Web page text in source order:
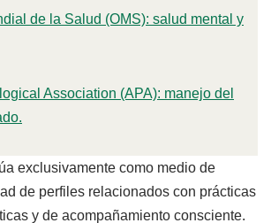
de la Salud (OMS): salud mental y
Association (APA): manejo del
exclusivamente como medio de
de perfiles relacionados con prácticas
y de acompañamiento consciente.